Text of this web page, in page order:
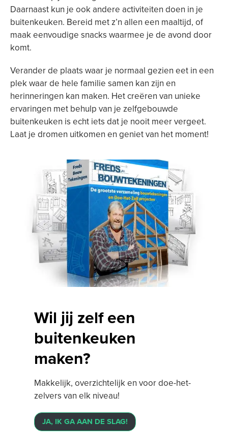
Daarnaast kun je ook andere activiteiten doen in je
buitenkeuken. Bereid met z’n allen een maaltijd, of
maak eenvoudige snacks waarmee je de avond door
komt.
Verander de plaats waar je normaal gezien eet in een
plek waar de hele familie samen kan zijn en
herinneringen kan maken. Het creëren van unieke
ervaringen met behulp van je zelfgebouwde
buitenkeuken is echt iets dat je nooit meer vergeet.
Laat je dromen uitkomen en geniet van het moment!
Wil jij zelf een
buitenkeuken
maken?
Makkelijk, overzichtelijk en voor doe-het-
zelvers van elk niveau!
JA, IK GA AAN DE SLAG!